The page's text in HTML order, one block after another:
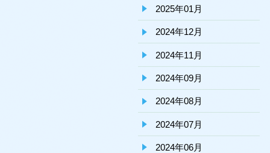
2025年01月
2024年12月
2024年11月
2024年09月
2024年08月
2024年07月
2024年06月